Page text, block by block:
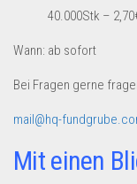
Grosshandel
Anmelden
40.000Stk –
Wann: ab sofort
Bei Fragen gerne
mail@hq-
Mit einen